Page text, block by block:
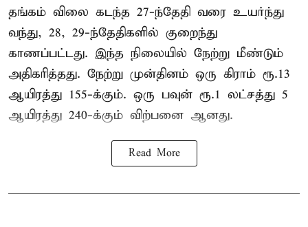
தங்கம் விலை கடந்த 27-ந்தேதி வரை உயர்ந்து
வந்து, 28, 29-ந்தேதிகளில் குறைந்து
காணப்பட்டது. இந்த நிலையில் நேற்று மீண்டும்
அதிகரித்தது. நேற்று முன்தினம் ஒரு கிராம் ரூ.13
ஆயிரத்து 155-க்கும். ஒரு பவுன் ரூ.1 லட்சத்து 5
ஆயிரத்து 240-க்கும் விற்பனை ஆனது.
Read More